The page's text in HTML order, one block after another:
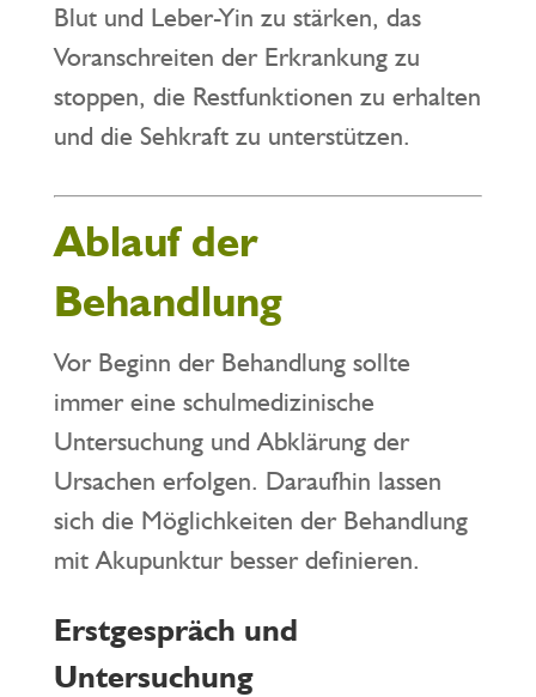
Blut und Leber-Yin zu stärken, das
Voranschreiten der Erkrankung zu
stoppen, die Restfunktionen zu erhalten
und die Sehkraft zu unterstützen.
Ablauf der
Behandlung
Vor Beginn der Behandlung sollte
immer eine schulmedizinische
Untersuchung und Abklärung der
Ursachen erfolgen. Daraufhin lassen
sich die Möglichkeiten der Behandlung
mit Akupunktur besser definieren.
Erstgespräch und
Untersuchung